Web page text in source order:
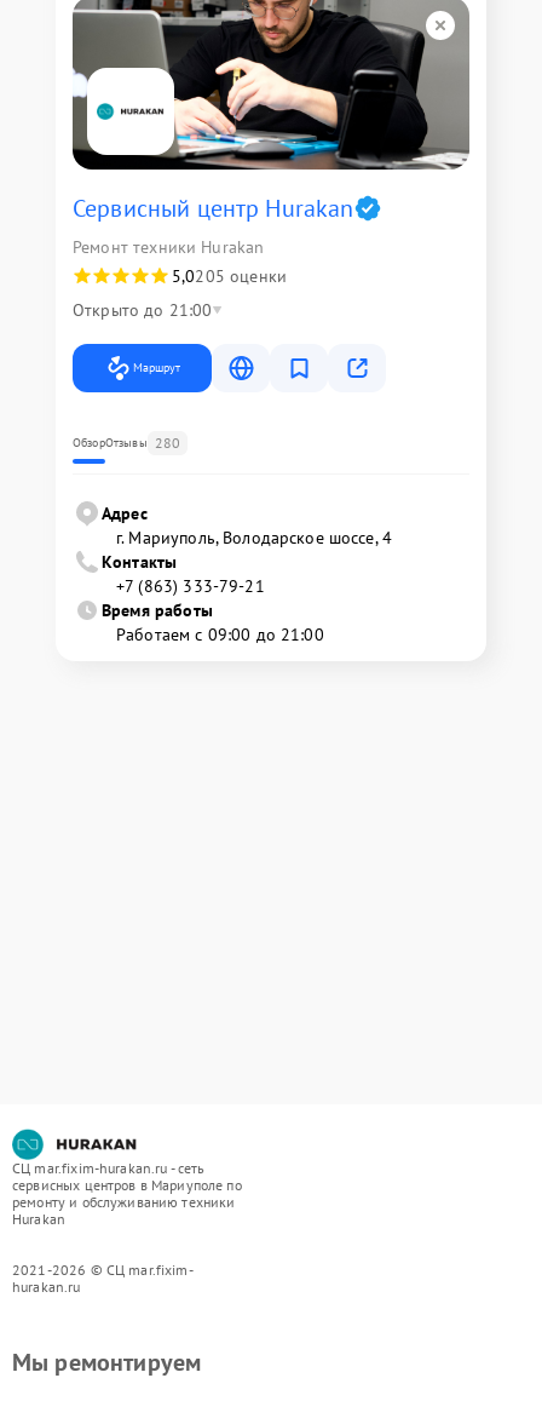
Сервисный центр Hurakan
Ремонт техники Hurakan
5,0205 оценки
Открыто до 21:00
Маршрут
ОбзорОтзывы 280
Адрес
г. Мариуполь, Володарское шоссе, 4
Контакты
+7 (863) 333-79-21
Время работы
Работаем с 09:00 до 21:00
СЦ mar.fixim-hurakan.ru - сеть
сервисных центров в Мариуполе по
ремонту и обслуживанию техники
Hurakan
2021-2026 © СЦ mar.fixim-
hurakan.ru
Мы ремонтируем